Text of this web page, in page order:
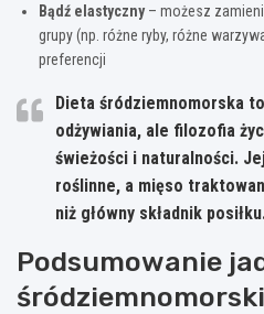
Bądź elastyczny– możesz
grupy (np. różne ryby, różne
preferencji
Dieta śródziemnomorska
odżywiania, ale filozofia
świeżości i naturalności.
roślinne, a mięso
niż główny składnik
Podsumowanie